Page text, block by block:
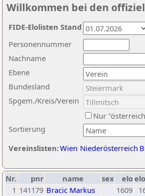
Willkommen bei den
Nachname
Ebene
Sortierung
Personennummer
Bundesland
Spgem./Kreis/Verein
Nur
Vereinslisten:Wien Niederösterreich
FIDE-Elolisten Stand
Nr. pnr name sex elo
1 141179 Bracic Markus 1609